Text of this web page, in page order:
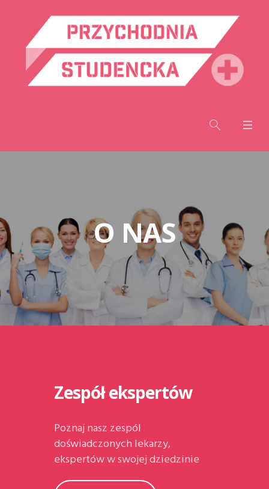
O NAS
Zespół ekspertów
Poznaj nasz zespól
doświadczonych lekarzy,
ekspertów w swojej dziedzinie